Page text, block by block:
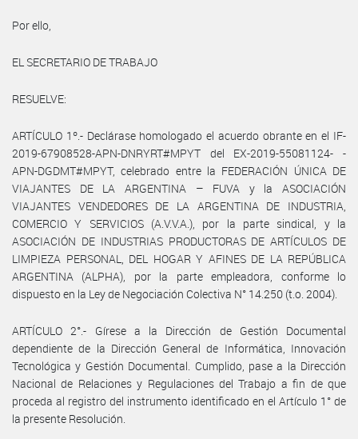
Por ello,
EL SECRETARIO DE TRABAJO
RESUELVE:
ARTÍCULO 1º.- Declárase homologado el acuerdo obrante en el IF-
2019-67908528-APN-DNRYRT#MPYT del EX-2019-55081124- -
APN-DGDMT#MPYT, celebrado entre la FEDERACIÓN ÚNICA DE
VIAJANTES DE LA ARGENTINA – FUVA y la ASOCIACIÓN
VIAJANTES VENDEDORES DE LA ARGENTINA DE INDUSTRIA,
COMERCIO Y SERVICIOS (A.V.V.A.), por la parte sindical, y la
ASOCIACIÓN DE INDUSTRIAS PRODUCTORAS DE ARTÍCULOS DE
LIMPIEZA PERSONAL, DEL HOGAR Y AFINES DE LA REPÚBLICA
ARGENTINA (ALPHA), por la parte empleadora, conforme lo
dispuesto en la Ley de Negociación Colectiva N° 14.250 (t.o. 2004).
ARTÍCULO 2°.- Gírese a la Dirección de Gestión Documental
dependiente de la Dirección General de Informática, Innovación
Tecnológica y Gestión Documental. Cumplido, pase a la Dirección
Nacional de Relaciones y Regulaciones del Trabajo a fin de que
proceda al registro del instrumento identificado en el Artículo 1° de
la presente Resolución.